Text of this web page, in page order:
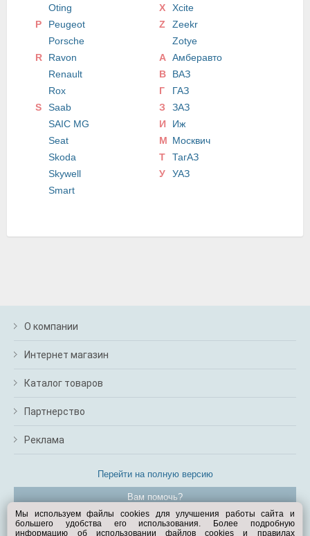
Oting
P
Peugeot
Porsche
R
Ravon
Renault
Rox
S
Saab
SAIC MG
Seat
Skoda
Skywell
Smart
X
Xcite
Z
Zeekr
Zotye
А Амберавто
В
ВАЗ
Г
ГАЗ
З
ЗАЗ
И
Иж
М Москвич
Т
ТагАЗ
У
УАЗ
О компании
Интернет магазин
Каталог товаров
Партнерство
Реклама
Перейти на полную версию
Вам помочь?
© Exist.ru 1998—2026
Мы используем файлы cookies для улучшения работы сайта и
большего удобства его использования. Более подробную
информацию об использовании файлов cookies и правилах